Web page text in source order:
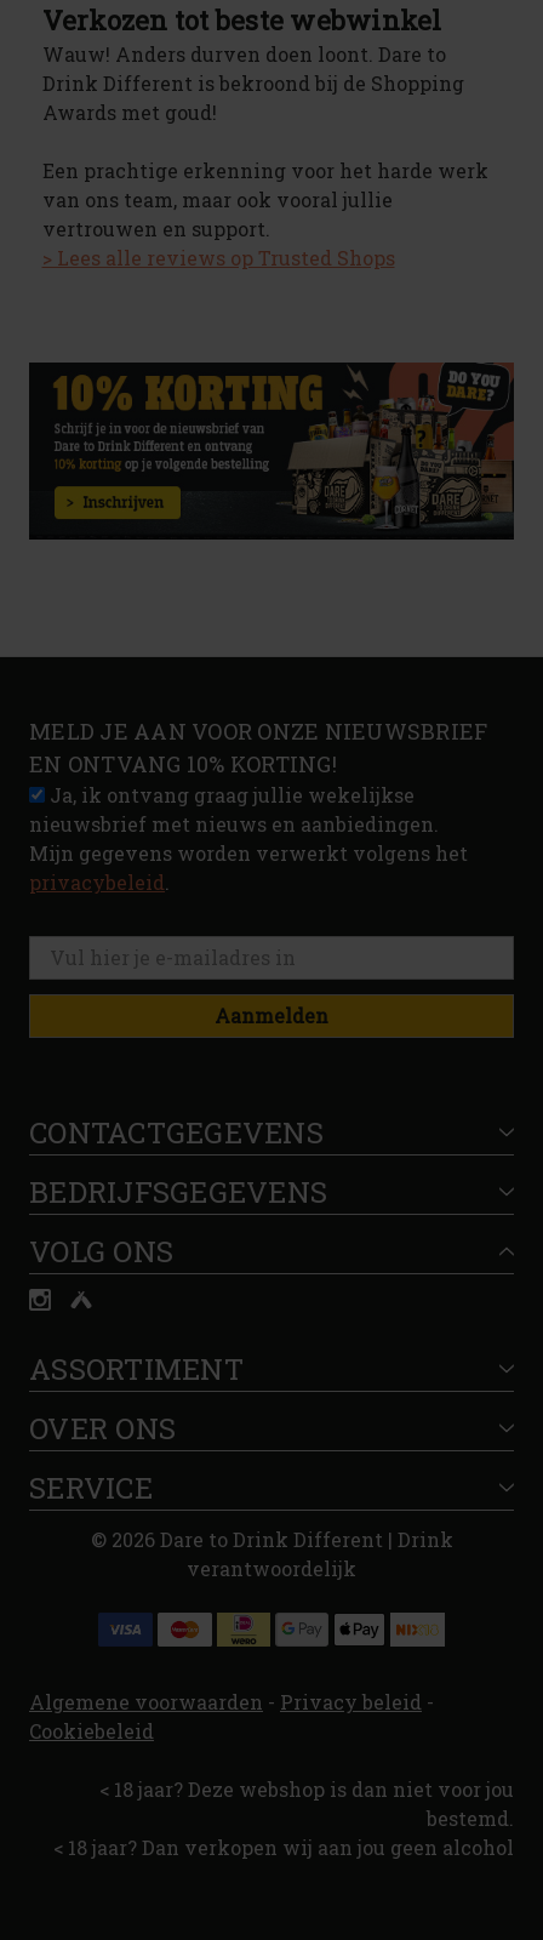
Verkozen tot beste webwinkel
Wauw! Anders durven doen loont. Dare to
Drink Different is bekroond bij de Shopping
Awards met goud!
Een prachtige erkenning voor het harde werk
van ons team, maar ook vooral jullie
vertrouwen en support.
> Lees alle reviews op Trusted Shops
MELD JE AAN VOOR ONZE NIEUWSBRIEF
EN ONTVANG 10% KORTING!
Ja, ik ontvang graag jullie wekelijkse
nieuwsbrief met nieuws en aanbiedingen.
Mijn gegevens worden verwerkt volgens het
privacybeleid
Aanmelden
CONTACTGEGEVENS
BEDRIJFSGEGEVENS
VOLG ONS
ASSORTIMENT
OVER ONS
SERVICE
© 2026 Dare to Drink Different | Drink
verantwoordelijk
Algemene voorwaarden - Privacy beleid -
Cookiebeleid
< 18 jaar? Deze webshop is dan niet voor jou
bestemd.
< 18 jaar? Dan verkopen wij aan jou geen alcohol